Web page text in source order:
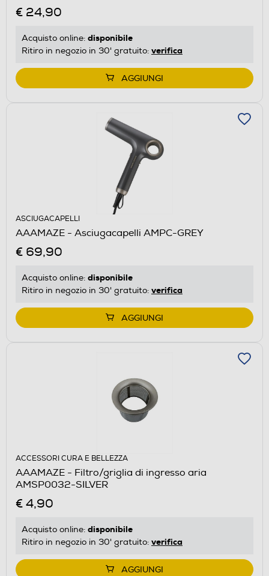
€ 24,90
Acquisto online: disponibile
Ritiro in negozio in 30' gratuito: verifica
AGGIUNGI
ASCIUGACAPELLI
AAAMAZE - Asciugacapelli AMPC-GREY
€ 69,90
Acquisto online: disponibile
Ritiro in negozio in 30' gratuito: verifica
AGGIUNGI
ACCESSORI CURA E BELLEZZA
AAAMAZE - Filtro/griglia di ingresso aria
AMSP0032-SILVER
€ 4,90
Acquisto online: disponibile
Ritiro in negozio in 30' gratuito: verifica
AGGIUNGI